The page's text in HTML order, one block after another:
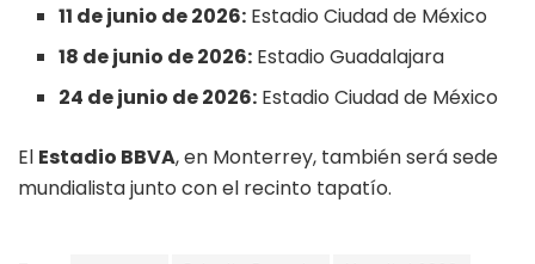
11 de junio de 2026: Estadio Ciudad de México
18 de junio de 2026: Estadio Guadalajara
24 de junio de 2026: Estadio Ciudad de México
El Estadio BBVA, en Monterrey, también será sede
mundialista junto con el recinto tapatío.